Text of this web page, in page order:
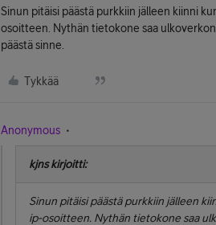
Sinun pitäisi päästä purkkiin jälleen kiinni
osoitteen. Nythän tietokone saa
päästä sinne.
Tykkää
Anonymous
kjns kirjoitti:
Sinun pitäisi päästä purkkiin jälleen
ip-osoitteen. Nythän tietokone saa